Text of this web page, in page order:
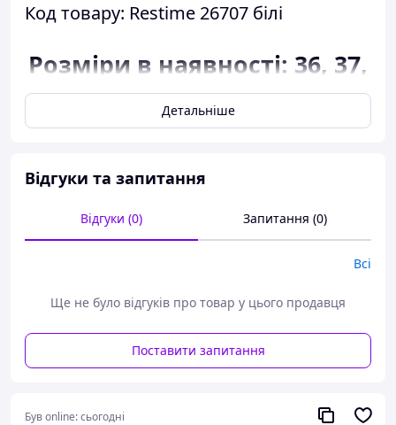
Код товару: Restime 26707 білі
Розміри в наявності: 36, 37,
38, 39, 40.
Відповідність розміру до
розмір 36 - 23,5
сантиметра;
розмір 37 - 24 сантиметра;
розмір 38 - 24,5
сантиметра;
розмір 40 - 26 сантиметрів.
Можлива похибка вимірювань +/- 2мм.
Детальніше
Відгуки та запитання
Відгуки (0) Запитання (0)
Всі
Ще не було відгуків про товар у цього продавця
Поставити запитання
Був online:сьогодні